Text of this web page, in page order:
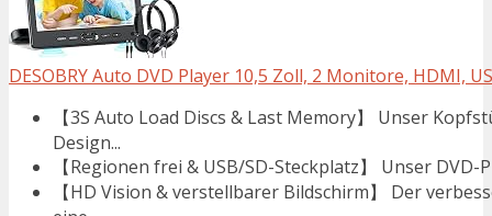
DESOBRY Auto DVD Player 10,5 Zoll, 2 Monitore, HDMI,
【3S Auto Load Discs & Last Memory】 Unser
Design...
【Regionen frei & USB/SD-Steckplatz】 Unser
【HD Vision & verstellbarer Bildschirm】 Der